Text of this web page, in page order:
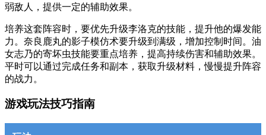
弱敌人，提供一定的辅助效果。
培养这套阵容时，要优先升级李洛克的技能，提升他的爆发能
力。奈良鹿丸的影子模仿术要升级到满级，增加控制时间。油
女志乃的寄坏虫技能要重点培养，提高持续伤害和辅助效果。
平时可以通过完成任务和副本，获取升级材料，慢慢提升阵容
的战力。
游戏玩法技巧指南